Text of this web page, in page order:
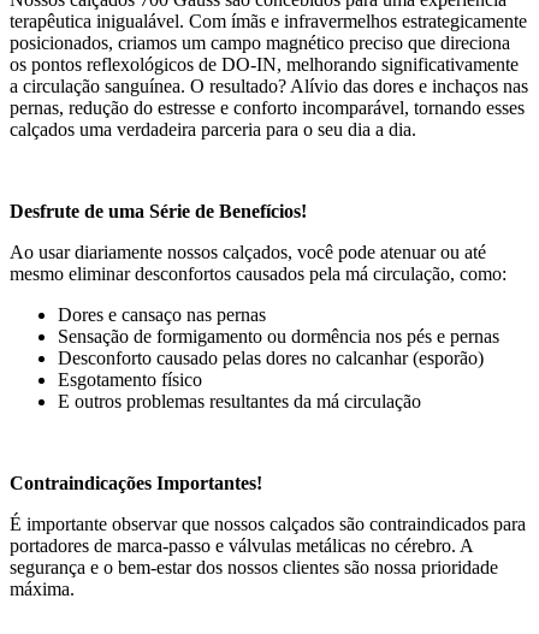
terapêutica inigualável. Com ímãs e infravermelhos estrategicamente
posicionados, criamos um campo magnético preciso que direciona
os pontos reflexológicos de DO-IN, melhorando significativamente
a circulação sanguínea. O resultado? Alívio das dores e inchaços nas
pernas, redução do estresse e conforto incomparável, tornando esses
calçados uma verdadeira parceria para o seu dia a dia.
Desfrute de uma Série de Benefícios!
Ao usar diariamente nossos calçados, você pode atenuar ou até
mesmo eliminar desconfortos causados pela má circulação, como:
Dores e cansaço nas pernas
Sensação de formigamento ou dormência nos pés e pernas
Desconforto causado pelas dores no calcanhar (esporão)
Esgotamento físico
E outros problemas resultantes da má circulação
Contraindicações Importantes!
É importante observar que nossos calçados são contraindicados para
portadores de marca-passo e válvulas metálicas no cérebro. A
segurança e o bem-estar dos nossos clientes são nossa prioridade
máxima.